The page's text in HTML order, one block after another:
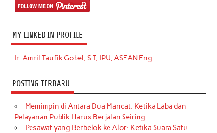
MY LINKED IN PROFILE
Ir. Amril Taufik Gobel, S.T, IPU, ASEAN Eng.
POSTING TERBARU
Memimpin di Antara Dua Mandat: Ketika Laba dan
Pelayanan Publik Harus Berjalan Seiring
Pesawat yang Berbelok ke Alor: Ketika Suara Satu